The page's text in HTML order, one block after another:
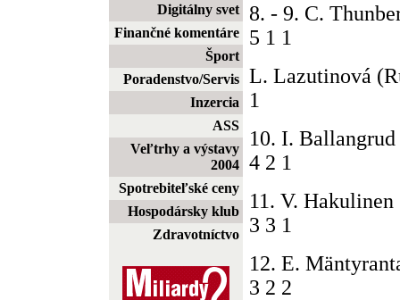
Digitálny svet
Finančné komentáre
Šport
Poradenstvo/Servis
Inzercia
ASS
Veľtrhy a výstavy
2004
Spotrebiteľské ceny
Hospodársky klub
Zdravotníctvo
8. - 9. C.
5 1 1
L. Lazutinová
1
10. I.
4 2 1
11. V.
3 3 1
12. E.
3 2 2